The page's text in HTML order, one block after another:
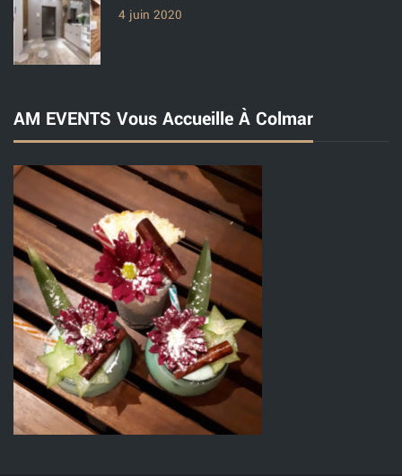
4 juin 2020
AM EVENTS Vous Accueille À Colmar